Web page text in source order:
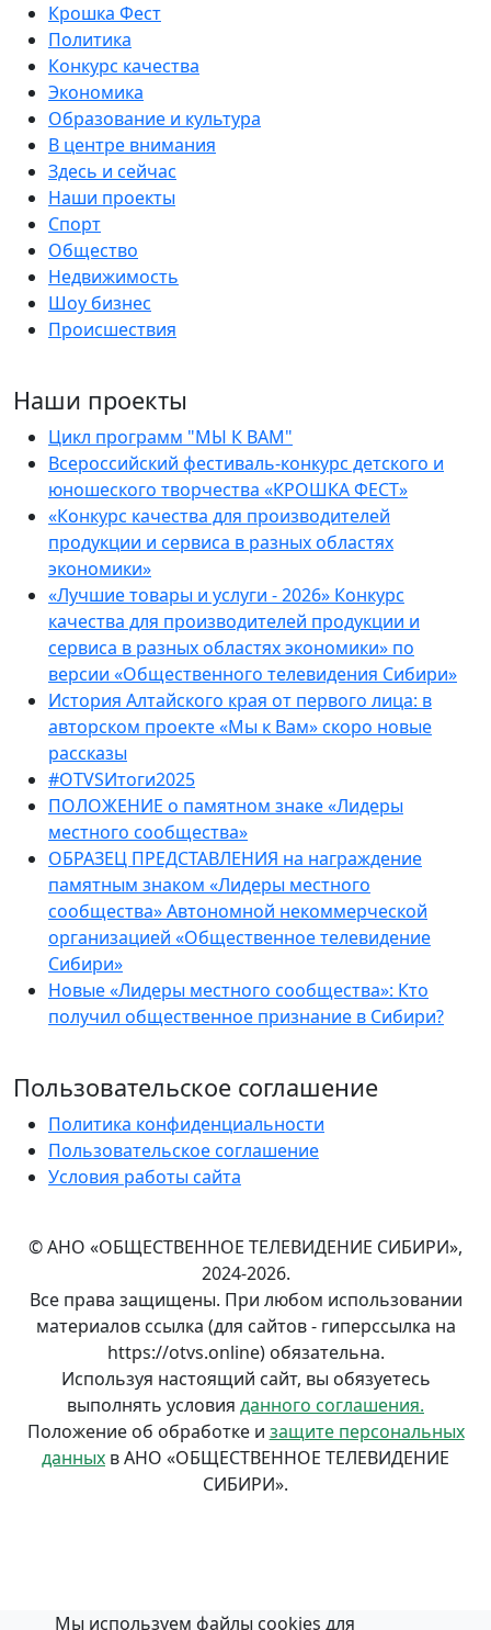
Крошка Фест
Политика
Конкурс качества
Экономика
Образование и культура
В центре внимания
Здесь и сейчас
Наши проекты
Спорт
Общество
Недвижимость
Шоу бизнес
Происшествия
Наши проекты
Цикл программ "МЫ К ВАМ"
Всероссийский фестиваль-конкурс детского и
юношеского творчества «КРОШКА ФЕСТ»
«Конкурс качества для производителей
продукции и сервиса в разных областях
экономики»
«Лучшие товары и услуги - 2026» Конкурс
качества для производителей продукции и
сервиса в разных областях экономики» по
версии «Общественного телевидения Сибири»
История Алтайского края от первого лица: в
авторском проекте «Мы к Вам» скоро новые
рассказы
#OTVSИтоги2025
ПОЛОЖЕНИЕ о памятном знаке «Лидеры
местного сообщества»
ОБРАЗЕЦ ПРЕДСТАВЛЕНИЯ на награждение
памятным знаком «Лидеры местного
сообщества» Автономной некоммерческой
организацией «Общественное телевидение
Сибири»
Новые «Лидеры местного сообщества»: Кто
получил общественное признание в Сибири?
Пользовательское соглашение
Политика конфиденциальности
Пользовательское соглашение
Условия работы сайта
© АНО «ОБЩЕСТВЕННОЕ ТЕЛЕВИДЕНИЕ СИБИРИ»,
2024-2026.
Все права защищены. При любом использовании
материалов ссылка (для сайтов - гиперссылка на
https://otvs.online) обязательна.
Используя настоящий сайт, вы обязуетесь
выполнять условия данного соглашения.
Положение об обработке и защите персональных
данных в АНО «ОБЩЕСТВЕННОЕ ТЕЛЕВИДЕНИЕ
СИБИРИ».
Мы используем файлы cookies для